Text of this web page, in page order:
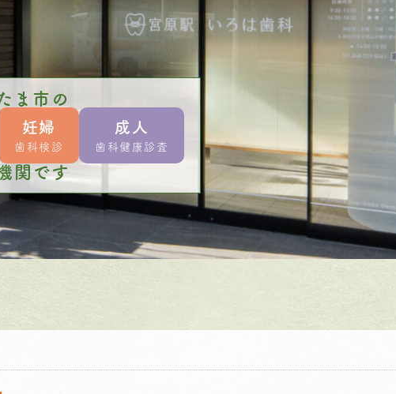
ま市の
妊婦
歯科検診
成人
歯科健康診査
関です